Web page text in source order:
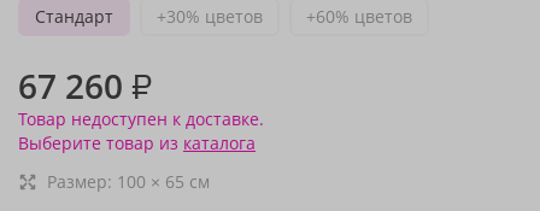
Стандарт
+30% цветов +60% цветов
67 260 ₽
Товар недоступен к доставке.
Выберите товар из каталога
Размер: 100 × 65 см